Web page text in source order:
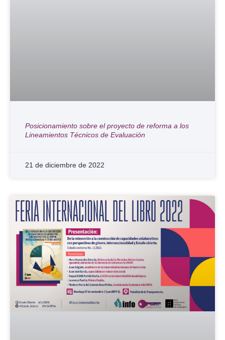
Posicionamiento sobre el proyecto de reforma a los
Lineamientos Técnicos de Evaluación
21 de diciembre de 2022